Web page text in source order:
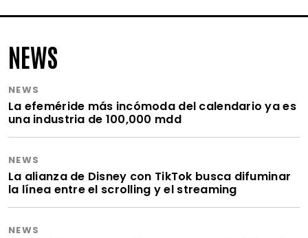
NEWS
NEWS
La efeméride más incómoda del calendario ya es
una industria de 100,000 mdd
NEWS
La alianza de Disney con TikTok busca difuminar
la línea entre el scrolling y el streaming
NEWS